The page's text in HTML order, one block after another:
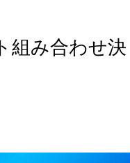
組み合わせ決